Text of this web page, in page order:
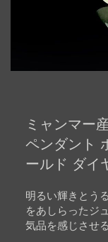
beginning
ミャンマー
ペンダント
ールド ダイ
明るい輝きとう
をあしらったジ
気品を感じさせ